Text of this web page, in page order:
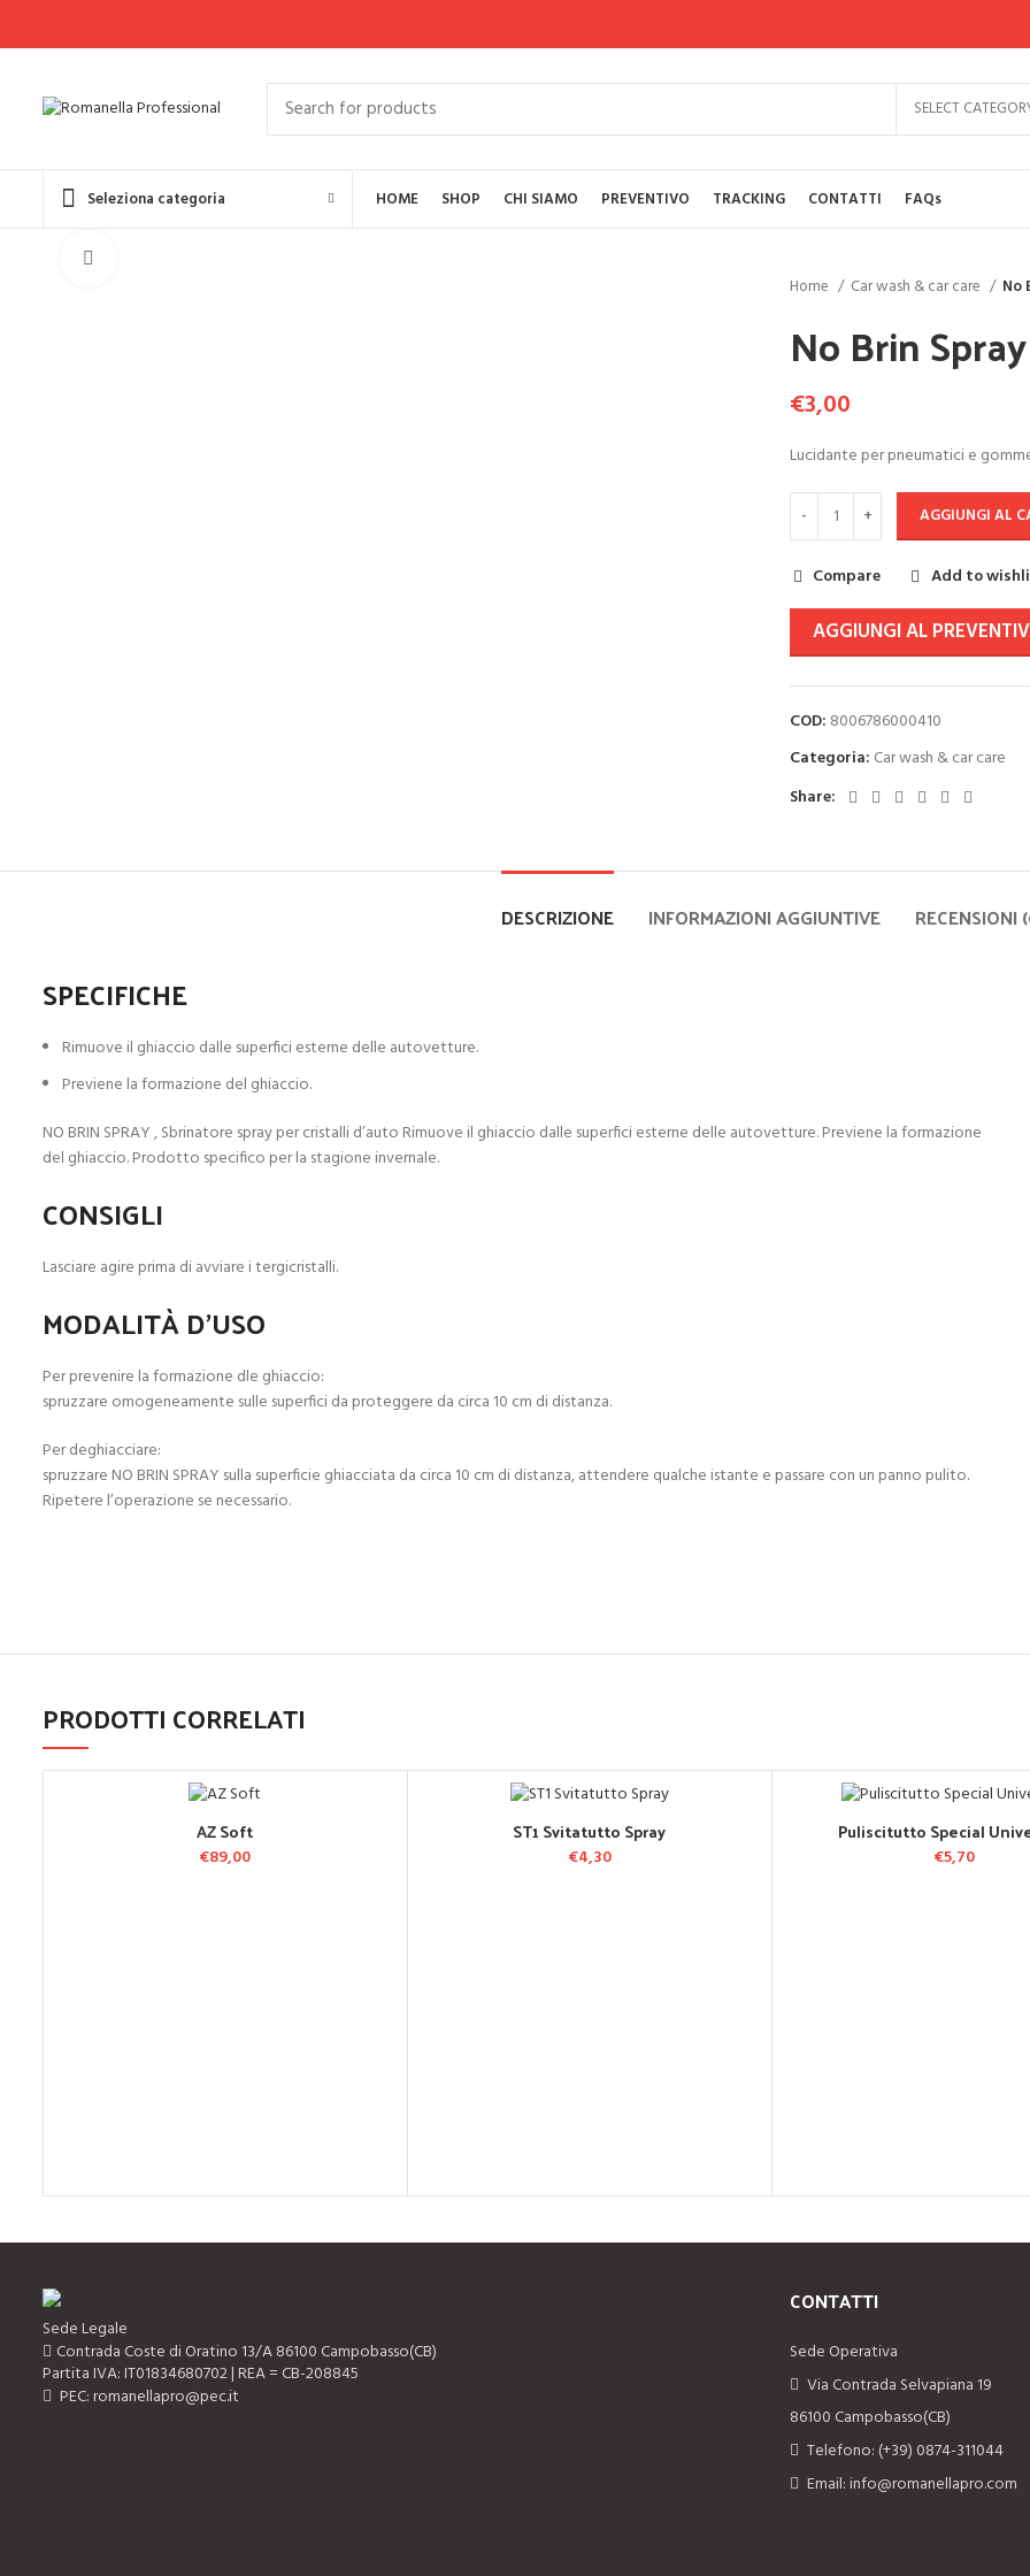
SELECT
Seleziona categoria HOME SHOP CHI SIAMO PREVENTIVO TRACKING CONTATTI FAQs
Home
Car wash & car care No
No Brin Spray
€3,00
Lucidante per pneumatici e
AGGIUNGI AL
Compare Add to
AGGIUNGI AL
COD: 8006786000410
Categoria: Car wash & car care
Share:
DESCRIZIONE INFORMAZIONI AGGIUNTIVE RECENSIONI
SPECIFICHE
Rimuove il ghiaccio dalle superfici esterne delle autovetture.
Previene la formazione del ghiaccio.
NO BRIN SPRAY , Sbrinatore spray per cristalli d’auto Rimuove il ghiaccio dalle superfici esterne delle autovetture. Previene la formazione
del ghiaccio. Prodotto specifico per la stagione invernale.
CONSIGLI
Lasciare agire prima di avviare i tergicristalli.
MODALITÀ D’USO
Per prevenire la formazione dle ghiaccio:
spruzzare omogeneamente sulle superfici da proteggere da circa 10 cm di distanza.
Per deghiacciare:
spruzzare NO BRIN SPRAY sulla superficie ghiacciata da circa 10 cm di distanza, attendere qualche istante e passare con un panno pulito.
Ripetere l’operazione se necessario.
PRODOTTI CORRELATI
AGGIUNGI AL CARRELLO
AZ Soft
€89,00
AGGIUNGI AL CARRELLO
ST1 Svitatutto Spray
€4,30
AGGIUNGI AL
Puliscitutto Special
€5,70
Sede Legale
Contrada Coste di Oratino 13/A 86100 Campobasso(CB)
Partita IVA: IT01834680702 | REA = CB-208845
PEC: romanellapro@pec.it
CONTATTI
Sede Operativa
Via Contrada Selvapiana 19
86100 Campobasso(CB)
Telefono: (+39) 0874-311044
Email: info@romanellapro.com